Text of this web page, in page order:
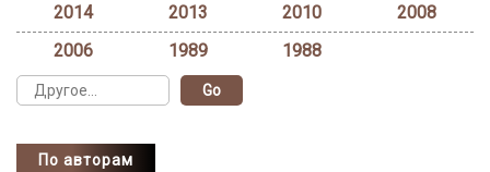
2014
2013 2010
2008
2006
1989 1988
По авторам